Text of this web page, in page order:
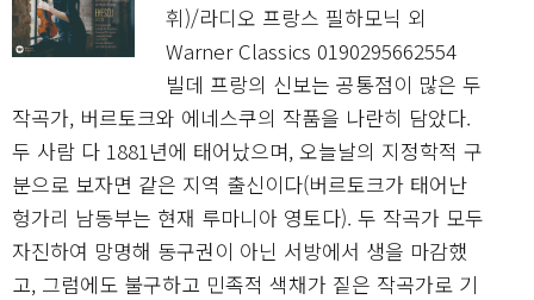
휘)/라디오 프랑스 필하모닉 외
Warner Classics 0190295662554
빌데 프랑의 신보는 공통점이 많은 두
작곡가, 버르토크와 에네스쿠의 작품을 나란히 담았다.
두 사람 다 1881년에 태어났으며, 오늘날의 지정학적 구
분으로 보자면 같은 지역 출신이다(버르토크가 태어난
헝가리 남동부는 현재 루마니아 영토다). 두 작곡가 모두
자진하여 망명해 동구권이 아닌 서방에서 생을 마감했
고, 그럼에도 불구하고 민족적 색채가 짙은 작곡가로 기